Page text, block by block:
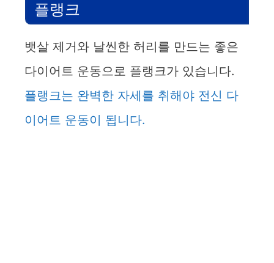
플랭크
뱃살 제거와 날씬한 허리를 만드는 좋은
다이어트 운동으로 플랭크가 있습니다.
플랭크는 완벽한 자세를 취해야 전신 다
이어트 운동이 됩니다.